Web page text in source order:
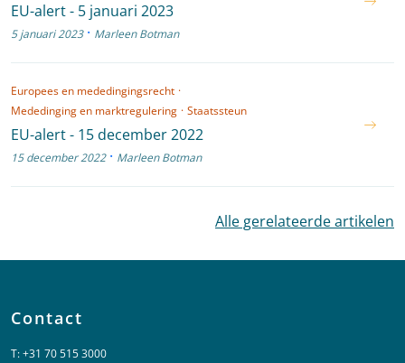
EU-alert - 5 januari 2023
5 januari 2023 · Marleen Botman
Europees en mededingingsrecht ·
Mededinging en marktregulering · Staatssteun
EU-alert - 15 december 2022
15 december 2022 · Marleen Botman
Alle gerelateerde artikelen
Contact
T:+31 70 515 3000